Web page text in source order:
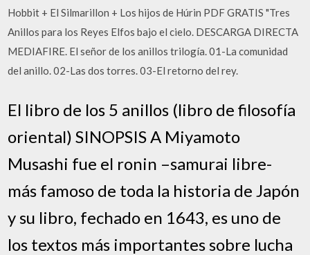
Hobbit + El Silmarillon + Los hijos de Húrin PDF GRATIS "Tres
Anillos para los Reyes Elfos bajo el cielo. DESCARGA DIRECTA
MEDIAFIRE. El señor de los anillos trilogía. 01-La comunidad
del anillo. 02-Las dos torres. 03-El retorno del rey.
El libro de los 5 anillos (libro de filosofía
oriental) SINOPSIS A Miyamoto
Musashi fue el ronin –samurai libre-
más famoso de toda la historia de Japón
y su libro, fechado en 1643, es uno de
los textos más importantes sobre lucha